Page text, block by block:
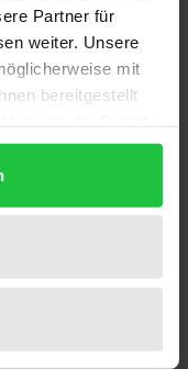
Partner für
weiter. Unsere
mit
bereitgestellt
eines
eindeutig
Diese, durch
damit
präsent, um
anzubieten. In
die rechtlichen
der